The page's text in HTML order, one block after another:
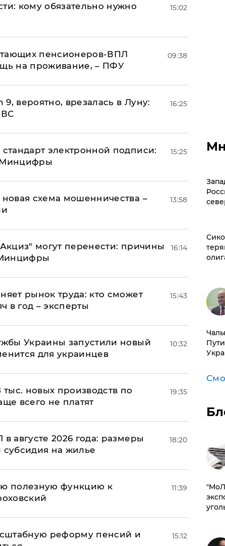
кому обязательно нужно
15:02
пенсионеров-ВПЛ
на проживание, – ПФУ
09:38
вероятно, врезалась в Луну:
16:25
электронной подписи:
Минцифры
15:25
схема мошенничества –
13:58
могут перенести: причины
16:14
рынок труда: кто сможет
в год – эксперты
15:43
Украины запустили новый
для украинцев
10:32
новых производств по
всего не платят
19:35
августе 2026 года: размеры
на жилье
18:20
полезную функцию к
11:39
реформу пенсий и
15:12